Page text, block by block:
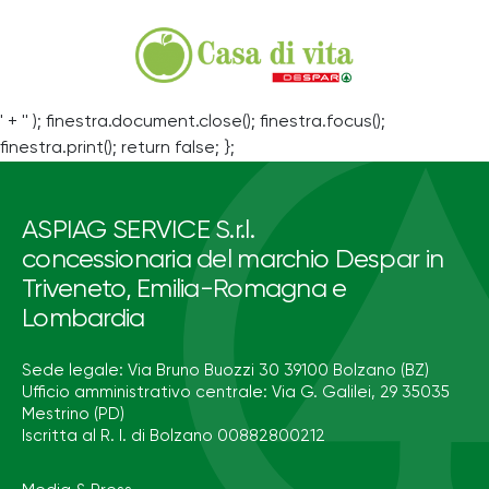
' + '' ); finestra.document.close(); finestra.focus();
finestra.print(); return false; };
ASPIAG SERVICE S.r.l.
concessionaria del marchio Despar in
Triveneto, Emilia-Romagna e
Lombardia
Sede legale: Via Bruno Buozzi 30 39100 Bolzano (BZ)
Ufficio amministrativo centrale: Via G. Galilei, 29 35035
Mestrino (PD)
Iscritta al R. I. di Bolzano 00882800212